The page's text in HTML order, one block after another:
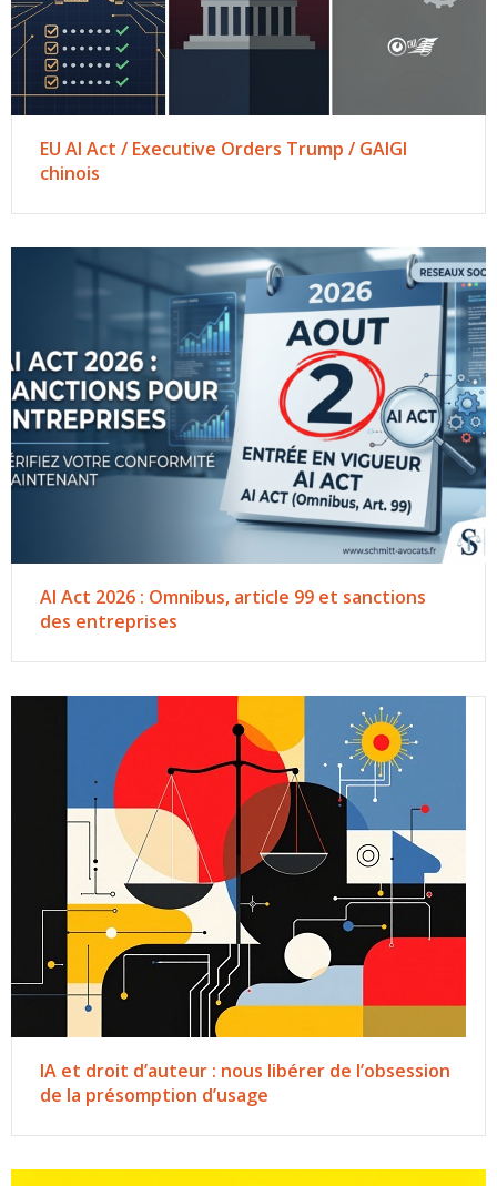
EU AI Act / Executive Orders Trump / GAIGI
chinois
AI Act 2026 : Omnibus, article 99 et sanctions
des entreprises
IA et droit d’auteur : nous libérer de l’obsession
de la présomption d’usage